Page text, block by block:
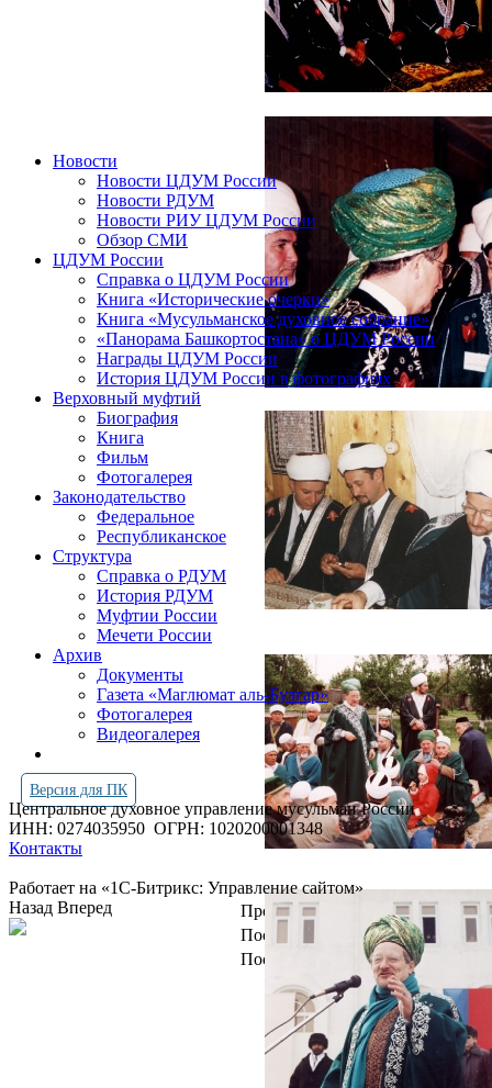
Новости
Новости ЦДУМ России
Новости РДУМ
Новости РИУ ЦДУМ России
Обзор СМИ
ЦДУМ России
Справка о ЦДУМ России
Книга «Исторические очерки»
Книга «Мусульманское духовное собрание»
«Панорама Башкортостана» о ЦДУМ России
Награды ЦДУМ России
История ЦДУМ России в фотографиях
Верховный муфтий
Биография
Книга
Фильм
Фотогалерея
Законодательство
Федеральное
Республиканское
Структура
Справка о РДУМ
История РДУМ
Муфтии России
Мечети России
Архив
Документы
Газета «Маглюмат аль-Булгар»
Фотогалерея
Видеогалерея
Версия для ПК
Центральное духовное управление мусульман России
ИНН: 0274035950 ОГРН: 1020200001348
Контакты
Работает на «1С-Битрикс: Управление сайтом»
Просмотров всего:
4251467
Посетителей сегодня:
1955
Посетителей в онлайн:
Назад Вперед